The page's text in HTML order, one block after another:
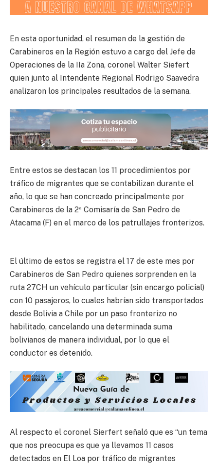
En esta oportunidad, el resumen de la gestión de
Carabineros en la Región estuvo a cargo del Jefe de
Operaciones de la IIa Zona, coronel Walter Siefert
quien junto al Intendente Regional Rodrigo Saavedra
analizaron los principales resultados de la semana.
Entre estos se destacan los 11 procedimientos por
tráfico de migrantes que se contabilizan durante el
año, lo que se han concreado principalmente por
Carabineros de la 2ª Comisaría de San Pedro de
Atacama (F) en el marco de los patrullajes fronterizos.
El último de estos se registra el 17 de este mes por
Carabineros de San Pedro quienes sorprenden en la
ruta 27CH un vehículo particular (sin encargo policial)
con 10 pasajeros, lo cuales habrían sido transportados
desde Bolivia a Chile por un paso fronterizo no
habilitado, cancelando una determinada suma
bolivianos de manera individual, por lo que el
conductor es detenido.
Al respecto el coronel Sierfert señaló que es “un tema
que nos preocupa es que ya llevamos 11 casos
detectados en El Loa por tráfico de migrantes